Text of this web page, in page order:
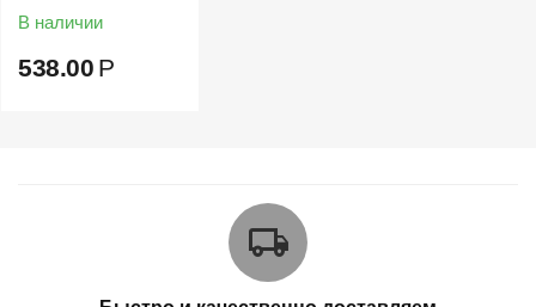
В наличии
538.00 Р